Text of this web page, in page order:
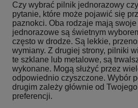
Czy wybrać pilnik jednorazowy
pytanie, które może pojawić się
paznokci. Oba rodzaje mają
jednorazowe są świetnym
często w drodze. Są lekkie,
wymiany. Z drugiej strony, pilniki
te szklane lub metalowe, są
wykonane. Mogą służyć przez
odpowiednio czyszczone. Wybór
drugim zależy głównie od
preferencji.